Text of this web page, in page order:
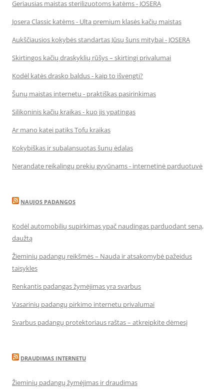
Geriausias maistas sterilizuotoms katėms - JOSERA
Josera Classic katėms - Ulta premium klasės kačių maistas
Aukščiausios kokybės standartas Jūsų šuns mitybai - JOSERA
Skirtingos kačių draskyklių rūšys – skirtingi privalumai
Kodėl katės drasko baldus - kaip to išvengti?
Šunų maistas internetu - praktiškas pasirinkimas
Silikoninis kačių kraikas - kuo jis ypatingas
Ar mano katei patiks Tofu kraikas
Kokybiškas ir subalansuotas šunų ėdalas
Nerandate reikalingų prekių gyvūnams - internetinė parduotuvė
NAUJOS PADANGOS
Kodėl automobilių supirkimas ypač naudingas parduodant seną,
daužtą
Žieminių padangų reikšmės – Nauda ir atsakomybė pažeidus
taisykles
Renkantis padangas žymėjimas yra svarbus
Vasarinių padangų pirkimo internetu privalumai
Svarbus padangų protektoriaus raštas – atkreipkite dėmesį
DRAUDIMAS INTERNETU
Žieminių padangų žymėjimas ir draudimas